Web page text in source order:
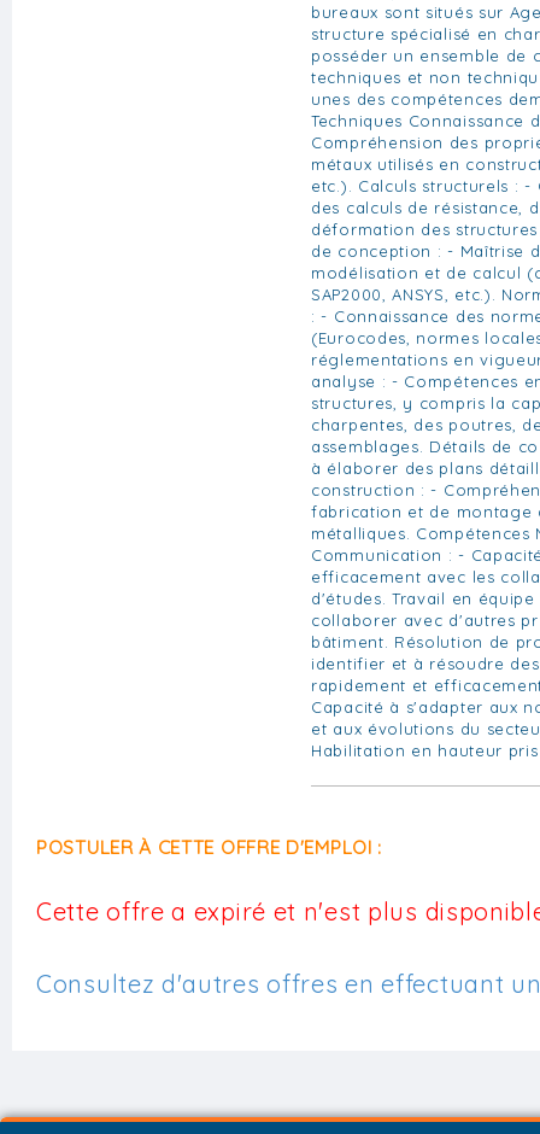
bureaux sont situés sur
structure spécialisé en
posséder un ensemble de
techniques et non
unes des compétences
Techniques Connaissance
Compréhension des
métaux utilisés en
etc.). Calculs structurels :
des calculs de résistance,
déformation des
de conception : - Maîtrise
modélisation et de calcul
SAP2000, ANSYS, etc.).
: - Connaissance des
(Eurocodes, normes
réglementations en
analyse : - Compétences
structures, y compris la
charpentes, des poutres,
assemblages. Détails de
à élaborer des plans
construction : -
fabrication et de montage
métalliques. Compétences
Communication : -
efficacement avec les
d'études. Travail en
collaborer avec d'autres
bâtiment. Résolution de
identifier et à résoudre
rapidement et
Capacité à s'adapter aux
et aux évolutions du
Habilitation en hauteur
POSTULER À CETTE OFFRE D'EMPLOI :
Cette offre a expiré et n'est plus
Consultez d'autres offres en effectuant